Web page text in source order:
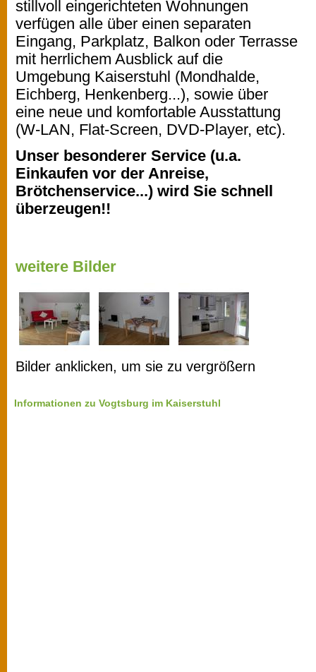
stillvoll eingerichteten Wohnungen
verfügen alle über einen separaten
Eingang, Parkplatz, Balkon oder Terrasse
mit herrlichem Ausblick auf die
Umgebung Kaiserstuhl (Mondhalde,
Eichberg, Henkenberg...), sowie über
eine neue und komfortable Ausstattung
(W-LAN, Flat-Screen, DVD-Player, etc).
Unser besonderer Service (u.a.
Einkaufen vor der Anreise,
Brötchenservice...) wird Sie schnell
überzeugen!!
weitere Bilder
Bilder anklicken, um sie zu vergrößern
Informationen zu Vogtsburg im Kaiserstuhl